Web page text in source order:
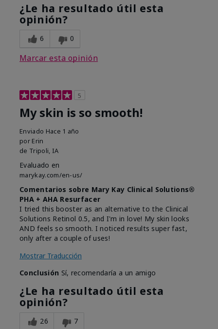
¿Le ha resultado útil esta
opinión?
6 0
Marcar esta opinión
5
My skin is so smooth!
Enviado Hace 1 año
por Erin
de Tripoli, IA
Evaluado en
marykay.com/en-us/
Comentarios sobre Mary Kay Clinical Solutions®
PHA + AHA Resurfacer
I tried this booster as an alternative to the Clinical
Solutions Retinol 0.5, and I'm in love! My skin looks
AND feels so smooth. I noticed results super fast,
only after a couple of uses!
Mostrar Traducción
Conclusión Sí, recomendaría a un amigo
¿Le ha resultado útil esta
opinión?
26 7